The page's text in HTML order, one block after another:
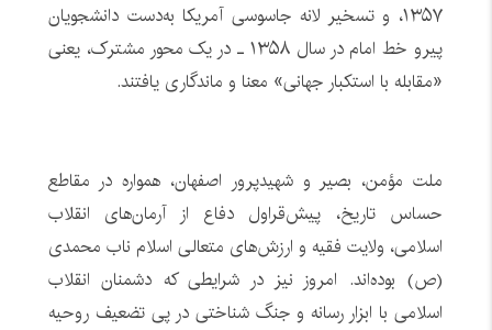
۱۳۵۷، و تسخیر لانه جاسوسی آمریکا به‌دست دانشجویان
پیرو خط امام در سال ۱۳۵۸ ـ در یک محور مشترک، یعنی
«مقابله با استکبار جهانی» معنا و ماندگاری یافتند.
ملت مؤمن، بصیر و شهیدپرور اصفهان، همواره در مقاطع
حساس تاریخ، پیش‌قراول دفاع از آرمان‌های انقلاب
اسلامی، ولایت فقیه و ارزش‌های متعالی اسلام ناب محمدی
(ص) بوده‌اند. امروز نیز در شرایطی که دشمنان انقلاب
اسلامی با ابزار رسانه و جنگ شناختی در پی تضعیف روحیه